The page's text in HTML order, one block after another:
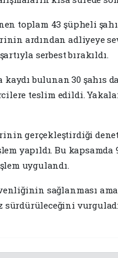
toplam 43 şüpheli
ardından adliyeye
serbest bırakıldı.
bulunan 30 şahıs
teslim edildi.
gerçekleştirdiği
yapıldı. Bu kapsamda
uygulandı.
sağlanması
sürdürüleceğini